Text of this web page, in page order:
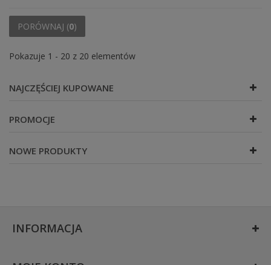
PORÓWNAJ (0)
Pokazuje 1 - 20 z 20 elementów
NAJCZĘŚCIEJ KUPOWANE
PROMOCJE
NOWE PRODUKTY
INFORMACJA